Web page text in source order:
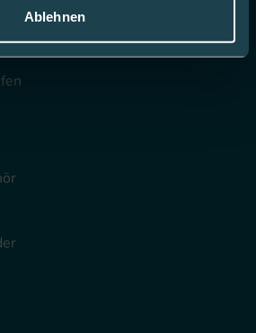
Ablehnen